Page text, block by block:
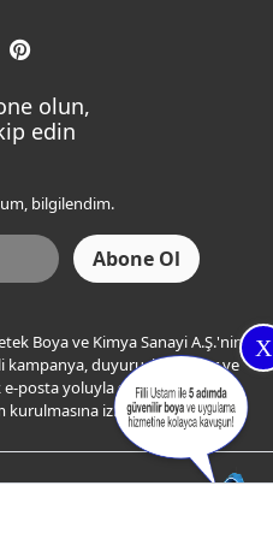
X
olun,
edin
bilgilendim.
Boya ve Kimya Sanayi A.Ş.'nin
kampanya, duyuru, hizmetler ve
posta yoluyla şahsıma
kurulmasına izin veriyorum.